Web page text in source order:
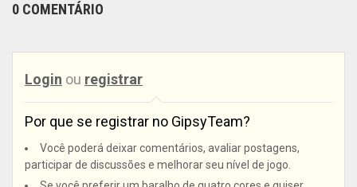
0 COMENTÁRIO
Login ou registrar
Por que se registrar no GipsyTeam?
Você poderá deixar comentários, avaliar postagens,
participar de discussões e melhorar seu nível de jogo.